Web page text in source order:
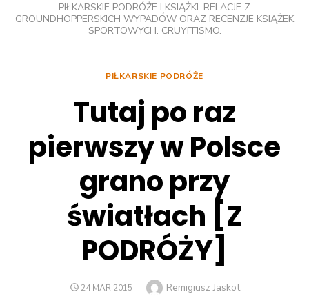
PIŁKARSKIE PODRÓŻE I KSIĄŻKI. RELACJE Z
GROUNDHOPPERSKICH WYPADÓW ORAZ RECENZJE KSIĄŻEK
SPORTOWYCH. CRUYFFISMO.
PIŁKARSKIE PODRÓŻE
Tutaj po raz
pierwszy w Polsce
grano przy
światłach [Z
PODRÓŻY]
POSTED
24 MAR 2015 Author
Remigiusz Jaskot